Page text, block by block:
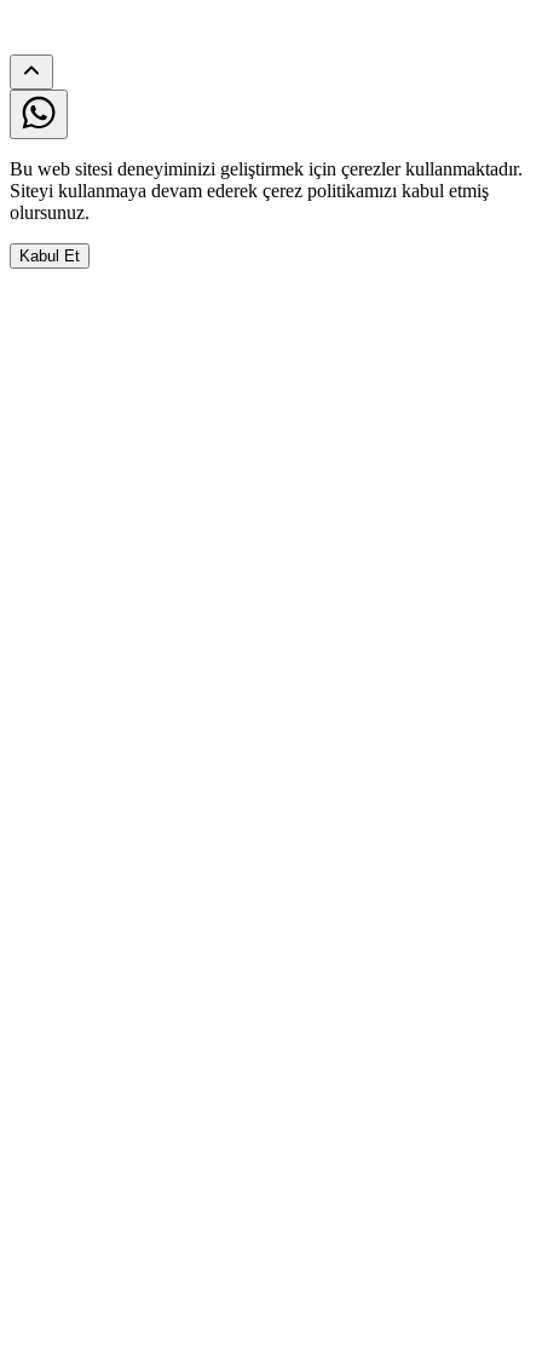
Bu web sitesi deneyiminizi geliştirmek için çerezler kullanmaktadır.
Siteyi kullanmaya devam ederek çerez politikamızı kabul etmiş
olursunuz.
Kabul Et